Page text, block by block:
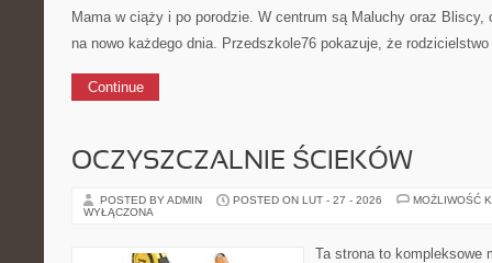
Mama w ciąży i po porodzie. W centrum są Maluchy oraz
na nowo każdego dnia. Przedszkole76 pokazuje, że
Continue
OCZYSZCZALNIE ŚCIEKÓW
POSTED BY ADMIN POSTED ON LUT - 27 - 2026
MOŻLIWOŚĆ
WYŁĄCZONA
Ta strona to kompleksowe